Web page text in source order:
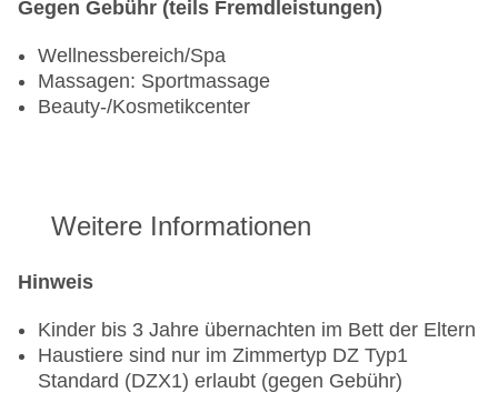
Gegen Gebühr (teils Fremdleistungen)
Wellnessbereich/Spa
Massagen: Sportmassage
Beauty-/Kosmetikcenter
Weitere Informationen
Hinweis
Kinder bis 3 Jahre übernachten im Bett der Eltern
Haustiere sind nur im Zimmertyp DZ Typ1
Standard (DZX1) erlaubt (gegen Gebühr)